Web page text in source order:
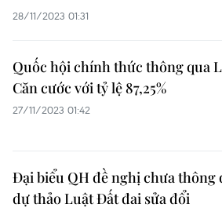
28/11/2023 01:31
Quốc hội chính thức thông qua
Căn cước với tỷ lệ 87,25%
27/11/2023 01:42
Đại biểu QH đề nghị chưa thông
dự thảo Luật Đất đai sửa đổi